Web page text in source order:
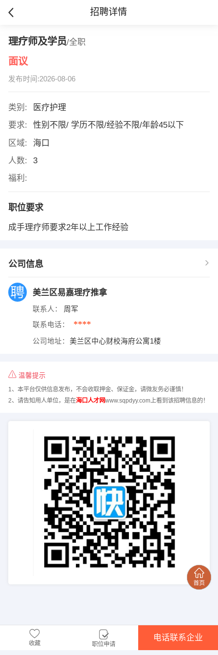
招聘详情
理疗师及学员/全职
面议
发布时间:2026-08-06
类别:
医疗护理
要求:
性别不限/ 学历不限/经验不限/年龄45以下
区域:
海口
人数:
3
福利:
职位要求
成手理疗师要求2年以上工作经验
公司信息
美兰区易嘉理疗推拿
联系人： 周军
联系电话： ****
公司地址： 美兰区中心财校海府公寓1楼
温馨提示
1、本平台仅供信息发布，不会收取押金、保证金，请微友务必谨慎！
2、请告知用人单位，是在海口人才网www.sqpdyy.com上看到该招聘信息的！
收藏 职位申请
电话联系企业